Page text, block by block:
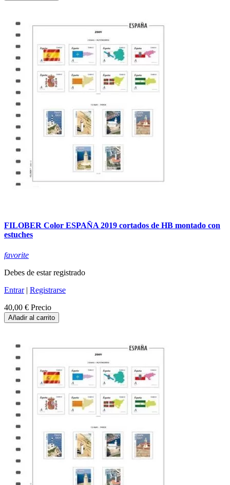
FILOBER Color ESPAÑA 2019 cortados de HB montado con
estuches
favorite
Debes de estar registrado
Entrar| Registrarse
40,00 € Precio
Añadir al carrito